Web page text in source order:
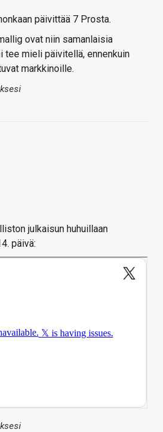
päivittää 7 Prosta.
ovat niin samanlaisia
tee mieli päivitellä, ennenkuin
markkinoille.
julkaisun huhuillaan
päivä: